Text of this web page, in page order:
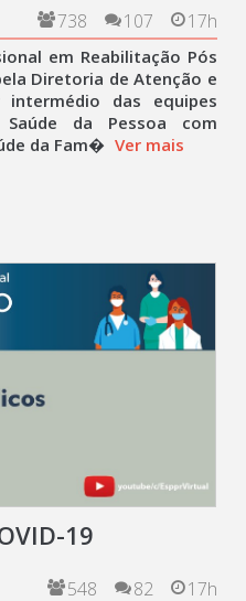
17h
107
738
em Reabilitação Pós
Diretoria de Atenção e
intermédio das equipes
da Pessoa com
da Fam� Ver mais
19
17h
82
548